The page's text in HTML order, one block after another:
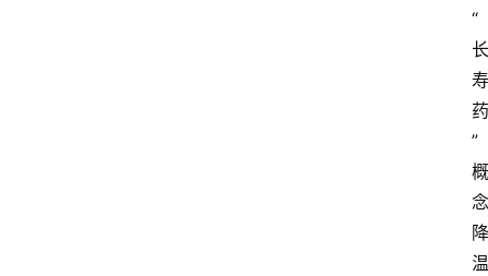
“
长
寿
药
”
概
念
降
温